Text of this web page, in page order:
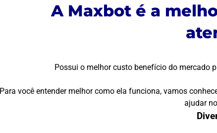
A Maxbot é a
Possui o melhor custo benefício do mercado
Para você entender melhor como ela funciona, vamos
ajudar